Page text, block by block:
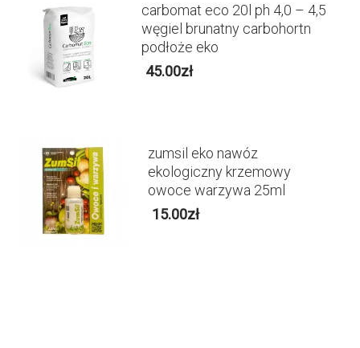
carbomat eco 20l ph 4,0 – 4,5
węgiel brunatny carbohortn
podłoże eko
45.00zł
zumsil eko nawóz
ekologiczny krzemowy
owoce warzywa 25ml
15.00zł